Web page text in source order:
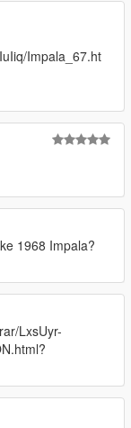
Impala_67.ht
1968 Impala?
LxsUyr-